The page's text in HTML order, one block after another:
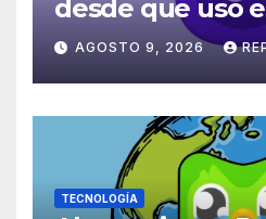
desde que uso
no se me
pendientes
AGOSTO 9, 2026
TECNOLOGÍA